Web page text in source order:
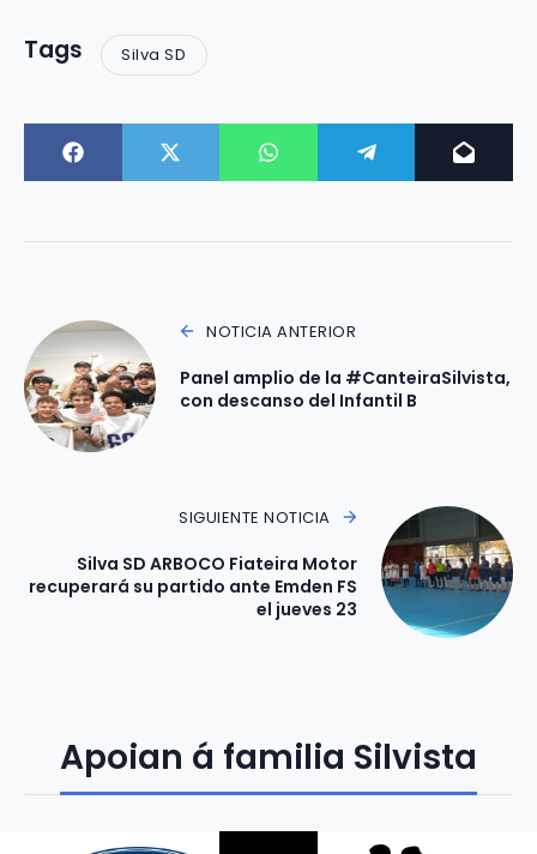
Tags Silva SD
NOTICIA ANTERIOR
Panel amplio de la #CanteiraSilvista,
con descanso del Infantil B
SIGUIENTE NOTICIA
Silva SD ARBOCO Fiateira Motor
recuperará su partido ante Emden FS
el jueves 23
Apoian á familia Silvista